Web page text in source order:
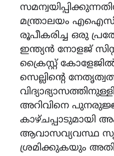
മന്ത്രാലയം
രൂപീകരിച്ച ഒരു
ഇന്ത്യൻ നോളജ്
ക്രൈസ്റ്റ്
സെല്ലിന്റെ
അറിവിനെ
കാഴ്ചപ്പാടുമായി
ആവാസവ്യവസ്ഥ
ശ്രമിക്കുകയും